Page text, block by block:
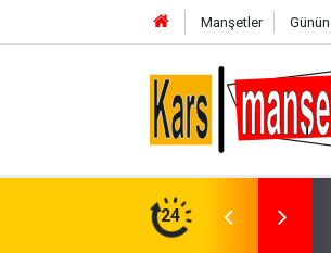
Manşetler
24